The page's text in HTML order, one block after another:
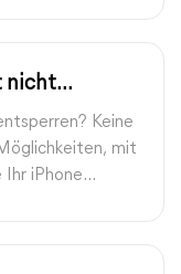
nicht
Keine
mit
Ihr iPhone